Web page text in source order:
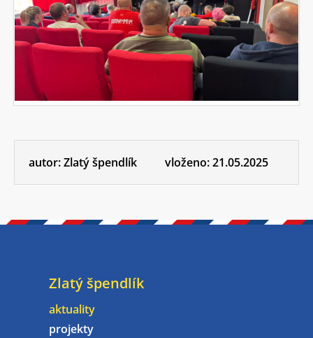
autor:Zlatý špendlík vloženo:21.05.2025
Zlatý špendlík
aktuality
projekty